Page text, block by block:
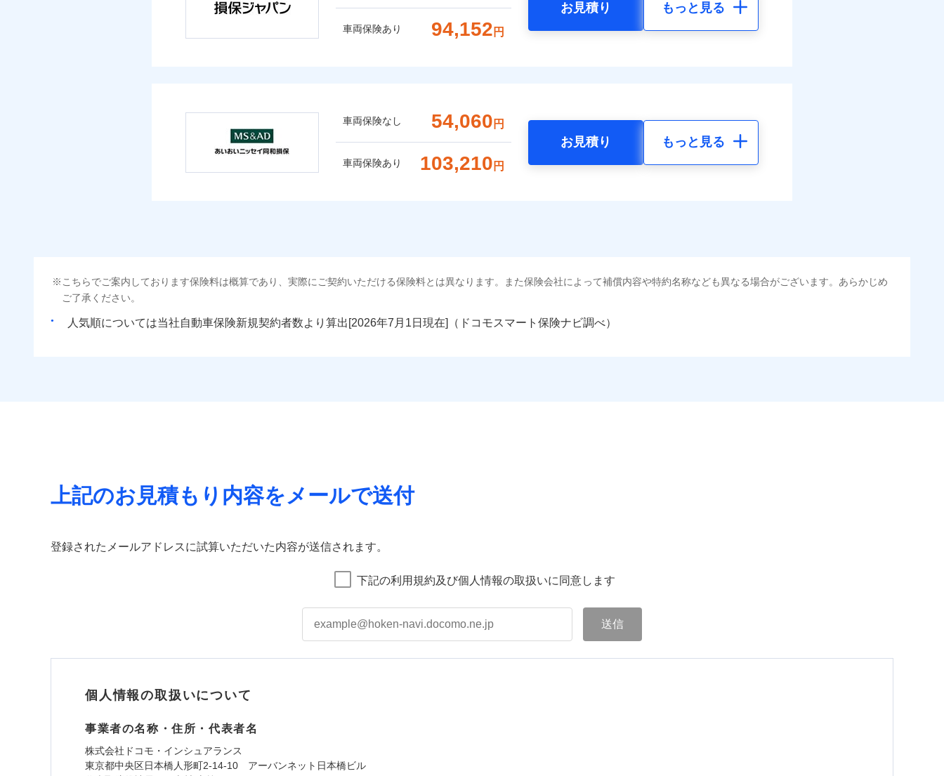
車両保険あり 94,152 円
お見積り もっと見る
車両保険なし 54,060 円
車両保険あり 103,210 円
お見積り もっと見る
こちらでご案内しております保険料は概算であり、実際にご契約いただける保険料とは異なります。また保険会社によって補償内容や特約名称なども異なる場合がございます。あらかじめ
ご了承ください。
人気順については当社 新規契約者数より算出[ 年 月 日現在]（ドコモスマート保険ナビ調べ）
上記のお見積もり内容をメールで送付
登録されたメールアドレスに試算いただいた内容が送信されます。
下記の利用規約及び個人情報の取扱いに同意します
個人情報の取扱いについて
事業者の名称・住所・代表者名
株式会社ドコモ・インシュアランス
東京都中央区日本橋人形町2-14-10 アーバンネット日本橋ビル